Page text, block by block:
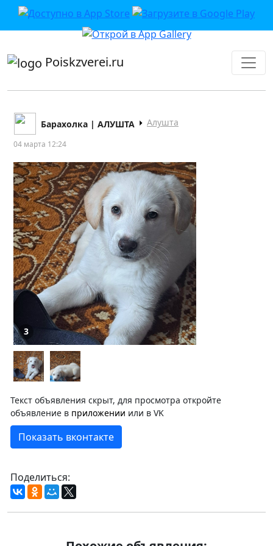
приложении или в VK">
Poiskzverei.ru
Барахолка | АЛУШТА Алушта
04 марта 12:24
3
Текст объявления скрыт, для просмотра откройте
объявление в приложении или в VK
Показать вконтакте
Поделиться: